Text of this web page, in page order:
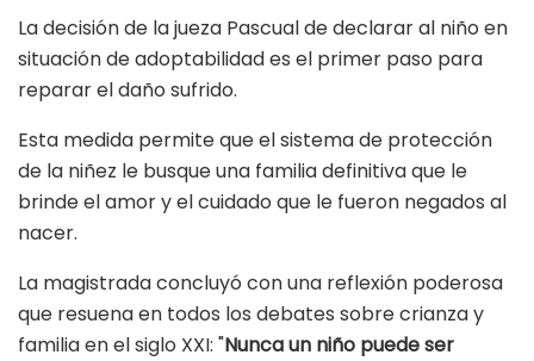
La decisión de la jueza Pascual de declarar al niño en
situación de adoptabilidad es el primer paso para
reparar el daño sufrido.
Esta medida permite que el sistema de protección
de la niñez le busque una familia definitiva que le
brinde el amor y el cuidado que le fueron negados al
nacer.
La magistrada concluyó con una reflexión poderosa
que resuena en todos los debates sobre crianza y
familia en el siglo XXI: "Nunca un niño puede ser